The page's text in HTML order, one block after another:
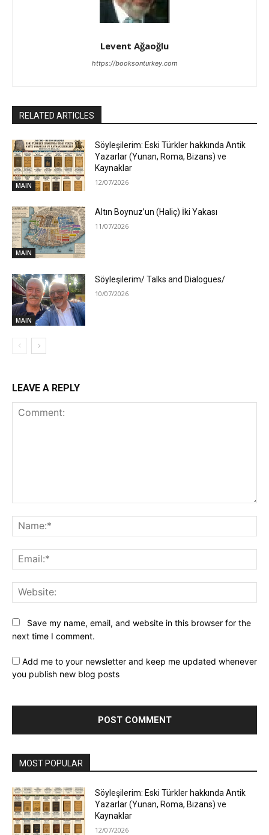
Levent Ağaoğlu
https://booksonturkey.com
RELATED ARTICLES
MAIN
Söyleşilerim: Eski Türkler hakkında Antik
Yazarlar (Yunan, Roma, Bizans) ve
Kaynaklar
12/07/2026
MAIN
Altın Boynuz’un (Haliç) İki Yakası
11/07/2026
MAIN
Söyleşilerim/ Talks and Dialogues/
10/07/2026
LEAVE A REPLY
Save my name, email, and website in this browser for the
next time I comment.
Add me to your newsletter and keep me updated whenever
you publish new blog posts
MOST POPULAR
Söyleşilerim: Eski Türkler hakkında Antik
Yazarlar (Yunan, Roma, Bizans) ve
Kaynaklar
12/07/2026